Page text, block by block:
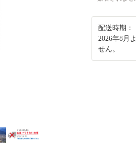
配送時期：
2026年8月
せん。